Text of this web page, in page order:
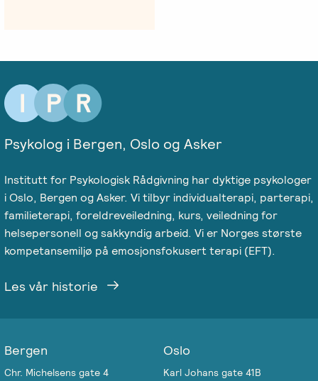
Kursbevis
Spesialisering
Psykolog i Bergen, Oslo og Asker
Institutt for Psykologisk Rådgivning har dyktige psykologer
i Oslo, Bergen og Asker. Vi tilbyr individualterapi, parterapi,
familieterapi, foreldreveiledning, kurs, veiledning for
helsepersonell og sakkyndig arbeid. Vi er Norges største
kompetansemiljø på emosjonsfokusert terapi (EFT).
Les vår historie
Bergen
Chr. Michelsens gate 4
Oslo
Karl Johans gate 41B